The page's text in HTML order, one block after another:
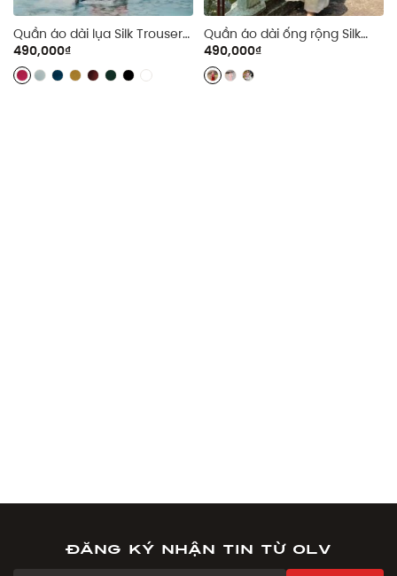
Quần áo dài lụa Silk Trouser
nhiều màu
490,000₫
Quần áo dài ống rộng Silk
Wide Leg Trouser
490,000₫
Đăng ký nhận tin từ OLV